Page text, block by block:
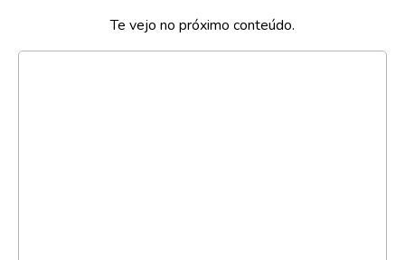
Te vejo no próximo conteúdo.